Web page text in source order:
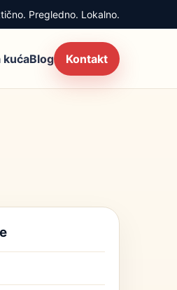
Pregledno. Lokalno.
kućaBlog Kontakt